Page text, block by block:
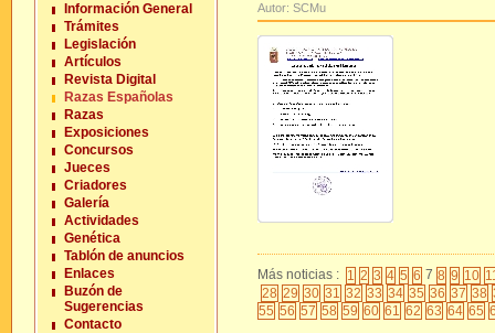
Información General
Trámites
Legislación
Artículos
Revista Digital
Razas Españolas
Razas
Exposiciones
Concursos
Jueces
Criadores
Galería
Actividades
Genética
Tablón de anuncios
Enlaces
Buzón de
Sugerencias
Contacto
Autor: SCMu
Más noticias : 1 2 3 4 5 6 7 8 9 10
28 29 30 31 32 33 34 35 36 37 38
55 56 57 58 59 60 61 62 63 64 65